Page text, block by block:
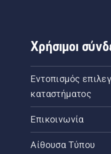
για
Χρήσιμοι
Εντοπισμός
καταστήματος
Επικοινωνία
Αίθουσα Τύπου